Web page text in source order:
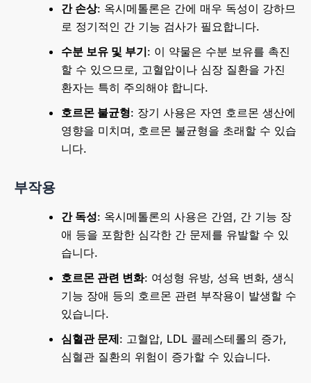
간 손상: 옥시메톨론은 간에 매우 독성이 강하므
로 정기적인 간 기능 검사가 필요합니다.
수분 보유 및 부기: 이 약물은 수분 보유를 촉진
할 수 있으므로, 고혈압이나 심장 질환을 가진
환자는 특히 주의해야 합니다.
호르몬 불균형: 장기 사용은 자연 호르몬 생산에
영향을 미치며, 호르몬 불균형을 초래할 수 있습
니다.
부작용
간 독성: 옥시메톨론의 사용은 간염, 간 기능 장
애 등을 포함한 심각한 간 문제를 유발할 수 있
습니다.
호르몬 관련 변화: 여성형 유방, 성욕 변화, 생식
기능 장애 등의 호르몬 관련 부작용이 발생할 수
있습니다.
심혈관 문제: 고혈압, LDL 콜레스테롤의 증가,
심혈관 질환의 위험이 증가할 수 있습니다.